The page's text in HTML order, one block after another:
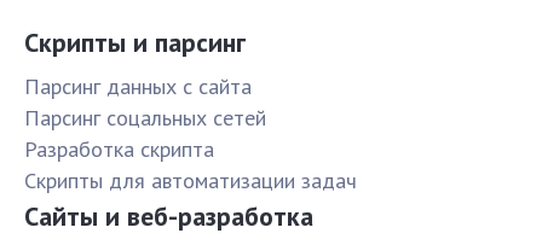
Скрипты и парсинг
Парсинг данных с сайта
Парсинг соцальных сетей
Разработка скрипта
Скрипты для автоматизации задач
Сайты и веб-разработка